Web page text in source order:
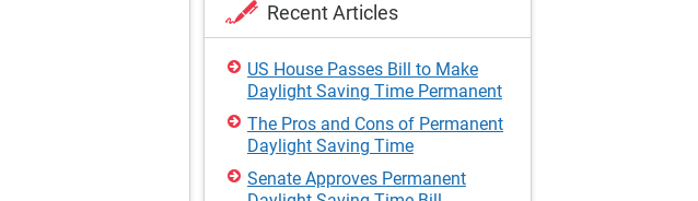
Recent Articles
US House Passes Bill to Make
Daylight Saving Time Permanent
The Pros and Cons of Permanent
Daylight Saving Time
Senate Approves Permanent